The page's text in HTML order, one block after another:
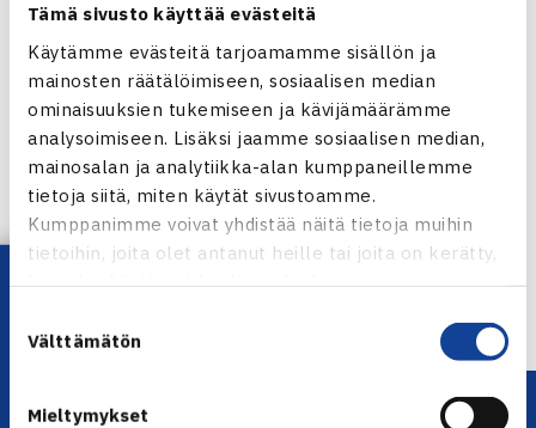
Tämä sivusto käyttää evästeitä
Käytämme evästeitä tarjoamamme sisällön ja
mainosten räätälöimiseen, sosiaalisen median
ominaisuuksien tukemiseen ja kävijämäärämme
analysoimiseen. Lisäksi jaamme sosiaalisen median,
mainosalan ja analytiikka-alan kumppaneillemme
tietoja siitä, miten käytät sivustoamme.
Kumppanimme voivat yhdistää näitä tietoja muihin
tietoihin, joita olet antanut heille tai joita on kerätty,
kun olet käyttänyt heidän palvelujaan.
valinta
Välttämätön
Mieltymykset
josta pitää valita Pelaajat->Tasoluettelo.
ÄSSÄ
Jaa:
← Edellinen
Seuraava uutinen: Kaukonen/Laine välieriin
Lataa OmaTennis!